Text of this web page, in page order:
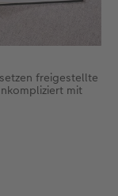
freigestellte
mit